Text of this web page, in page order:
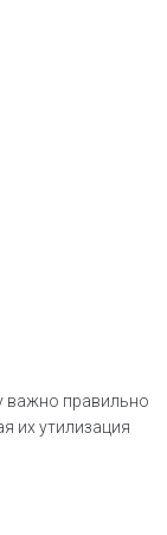
важно правильно
их утилизация